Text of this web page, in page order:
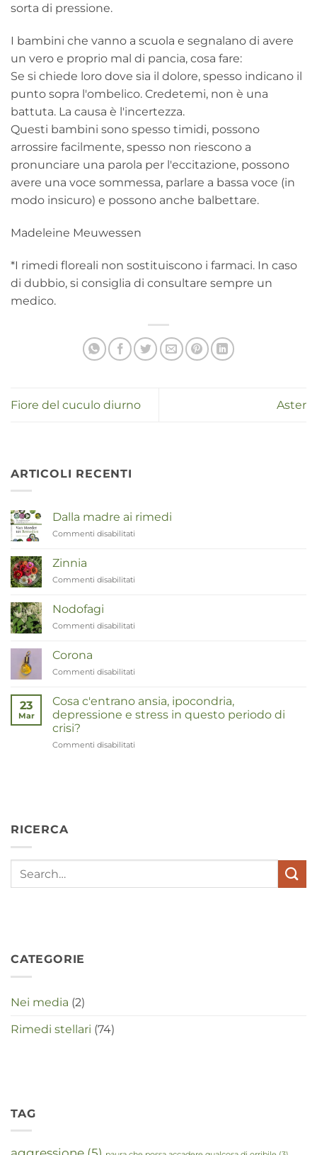
sorta di pressione.
I bambini che vanno a scuola e segnalano di avere
un vero e proprio mal di pancia, cosa fare:
Se si chiede loro dove sia il dolore, spesso indicano il
punto sopra l'ombelico. Credetemi, non è una
battuta. La causa è l'incertezza.
Questi bambini sono spesso timidi, possono
arrossire facilmente, spesso non riescono a
pronunciare una parola per l'eccitazione, possono
avere una voce sommessa, parlare a bassa voce (in
modo insicuro) e possono anche balbettare.
Madeleine Meuwessen
*I rimedi floreali non sostituiscono i farmaci. In caso
di dubbio, si consiglia di consultare sempre un
medico.
Fiore del cuculo diurno Aster
ARTICOLI RECENTI
Dalla madre ai rimedi
Commenti disabilitati
Zinnia
Commenti disabilitati
Nodofagi
Commenti disabilitati
Corona
Commenti disabilitati
23
Mar
Cosa c'entrano ansia, ipocondria,
depressione e stress in questo periodo di
crisi?
Commenti disabilitati
in
RICERCA
CATEGORIE
Nei media (2)
Rimedi stellari (74)
TAG